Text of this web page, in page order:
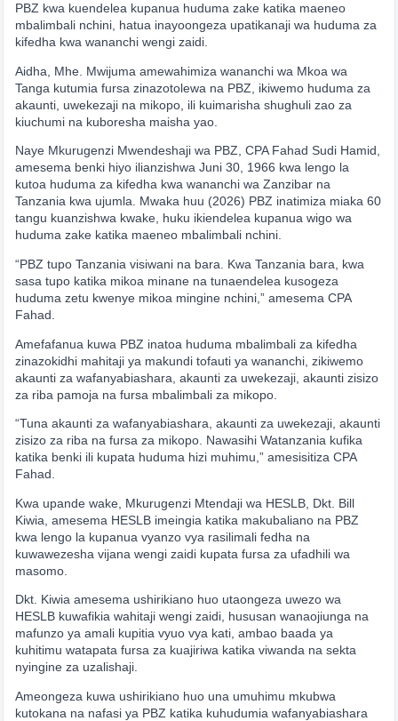
PBZ kwa kuendelea kupanua huduma zake katika maeneo
mbalimbali nchini, hatua inayoongeza upatikanaji wa huduma za
kifedha kwa wananchi wengi zaidi.
Aidha, Mhe. Mwijuma amewahimiza wananchi wa Mkoa wa
Tanga kutumia fursa zinazotolewa na PBZ, ikiwemo huduma za
akaunti, uwekezaji na mikopo, ili kuimarisha shughuli zao za
kiuchumi na kuboresha maisha yao.
Naye Mkurugenzi Mwendeshaji wa PBZ, CPA Fahad Sudi Hamid,
amesema benki hiyo ilianzishwa Juni 30, 1966 kwa lengo la
kutoa huduma za kifedha kwa wananchi wa Zanzibar na
Tanzania kwa ujumla. Mwaka huu (2026) PBZ inatimiza miaka 60
tangu kuanzishwa kwake, huku ikiendelea kupanua wigo wa
huduma zake katika maeneo mbalimbali nchini.
“PBZ tupo Tanzania visiwani na bara. Kwa Tanzania bara, kwa
sasa tupo katika mikoa minane na tunaendelea kusogeza
huduma zetu kwenye mikoa mingine nchini,” amesema CPA
Fahad.
Amefafanua kuwa PBZ inatoa huduma mbalimbali za kifedha
zinazokidhi mahitaji ya makundi tofauti ya wananchi, zikiwemo
akaunti za wafanyabiashara, akaunti za uwekezaji, akaunti zisizo
za riba pamoja na fursa mbalimbali za mikopo.
“Tuna akaunti za wafanyabiashara, akaunti za uwekezaji, akaunti
zisizo za riba na fursa za mikopo. Nawasihi Watanzania kufika
katika benki ili kupata huduma hizi muhimu,” amesisitiza CPA
Fahad.
Kwa upande wake, Mkurugenzi Mtendaji wa HESLB, Dkt. Bill
Kiwia, amesema HESLB imeingia katika makubaliano na PBZ
kwa lengo la kupanua vyanzo vya rasilimali fedha na
kuwawezesha vijana wengi zaidi kupata fursa za ufadhili wa
masomo.
Dkt. Kiwia amesema ushirikiano huo utaongeza uwezo wa
HESLB kuwafikia wahitaji wengi zaidi, hususan wanaojiunga na
mafunzo ya amali kupitia vyuo vya kati, ambao baada ya
kuhitimu watapata fursa za kuajiriwa katika viwanda na sekta
nyingine za uzalishaji.
Ameongeza kuwa ushirikiano huo una umuhimu mkubwa
kutokana na nafasi ya PBZ katika kuhudumia wafanyabiashara